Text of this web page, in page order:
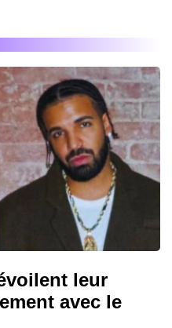
leur
avec le